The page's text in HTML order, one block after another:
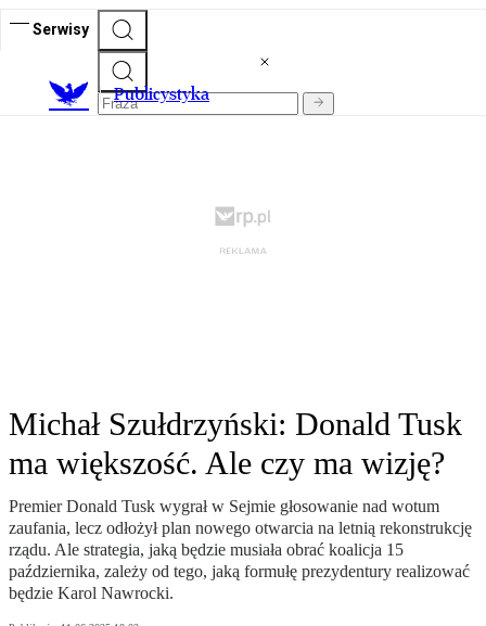
Serwisy
Publicystyka
Michał Szułdrzyński: Donald Tusk
ma większość. Ale czy ma wizję?
Premier Donald Tusk wygrał w Sejmie głosowanie nad wotum
zaufania, lecz odłożył plan nowego otwarcia na letnią rekonstrukcję
rządu. Ale strategia, jaką będzie musiała obrać koalicja 15
października, zależy od tego, jaką formułę prezydentury realizować
będzie Karol Nawrocki.